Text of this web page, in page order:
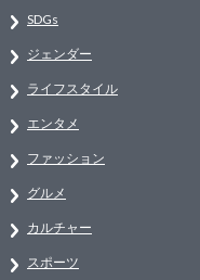
SDGs
ジェンダー
ライフスタイル
エンタメ
ファッション
グルメ
カルチャー
スポーツ